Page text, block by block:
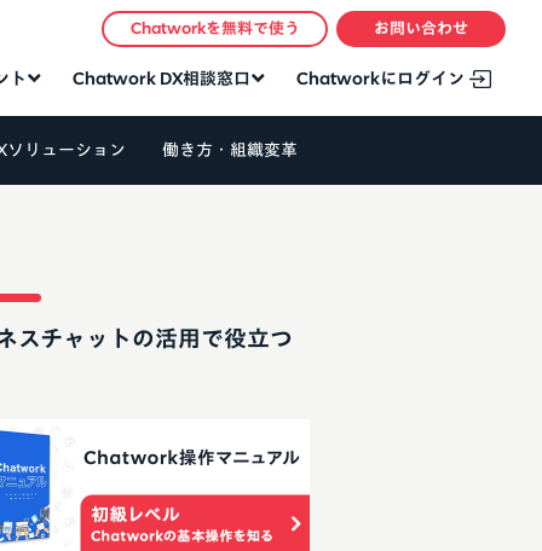
ト Chatwork DX相談窓口 Chatworkにログイン
Chatworkを無料で使う お問い合わせ
ソリューション 働き方・組織変革
スチャットの活用で役立つ